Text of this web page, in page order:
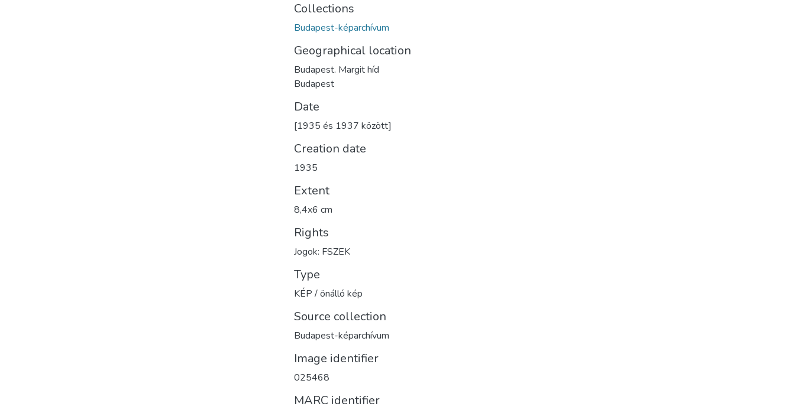
Collections
Budapest-képarchívum
Geographical location
Budapest. Margit híd
Budapest
Date
[1935 és 1937 között]
Creation date
1935
Extent
8,4x6 cm
Rights
Jogok: FSZEK
Type
KÉP / önálló kép
Source collection
Budapest-képarchívum
Image identifier
025468
MARC identifier